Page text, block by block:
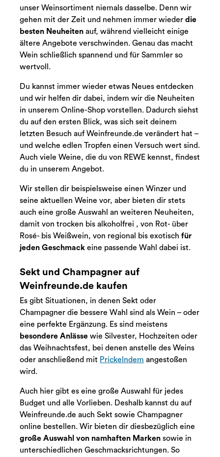
unser Weinsortiment niemals dasselbe. Denn wir
gehen mit der Zeit und nehmen immer wieder die
besten Neuheiten auf, während vielleicht einige
ältere Angebote verschwinden. Genau das macht
Wein schließlich spannend und für Sammler so
wertvoll.
Du kannst immer wieder etwas Neues entdecken
und wir helfen dir dabei, indem wir die Neuheiten
in unserem Online-Shop vorstellen. Dadurch siehst
du auf den ersten Blick, was sich seit deinem
letzten Besuch auf Weinfreunde.de verändert hat –
und welche edlen Tropfen einen Versuch wert sind.
Auch viele Weine, die du von REWE kennst, findest
du in unserem Angebot.
Wir stellen dir beispielsweise einen Winzer und
seine aktuellen Weine vor, aber bieten dir stets
auch eine große Auswahl an weiteren Neuheiten,
damit von trocken bis alkoholfrei , von Rot- über
Rosé- bis Weißwein, von regional bis exotisch für
jeden Geschmack eine passende Wahl dabei ist.
Sekt und Champagner auf
Weinfreunde.de kaufen
Es gibt Situationen, in denen Sekt oder
Champagner die bessere Wahl sind als Wein – oder
eine perfekte Ergänzung. Es sind meistens
besondere Anlässe wie Silvester, Hochzeiten oder
das Weihnachtsfest, bei denen anstelle des Weins
oder anschließend mit Prickelndem angestoßen
wird.
Auch hier gibt es eine große Auswahl für jedes
Budget und alle Vorlieben. Deshalb kannst du auf
Weinfreunde.de auch Sekt sowie Champagner
online bestellen. Wir bieten dir diesbezüglich eine
große Auswahl von namhaften Marken sowie in
unterschiedlichen Geschmacksrichtungen. So